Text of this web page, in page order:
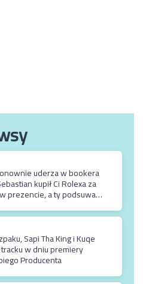
uderza w bookera
kupił Ci Rolexa za
prezencie, a ty podsuwasz
Sapi Tha King i Kuqe
w dniu premiery
Producenta